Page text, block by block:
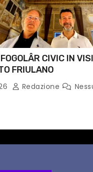
CIVIC IN
FRIULANO
Redazione